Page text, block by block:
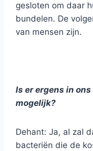
gesloten om daar
bundelen. De
van mensen zijn.
Is er ergens in
mogelijk?
Dehant: Ja, al zal
bacteriën die de